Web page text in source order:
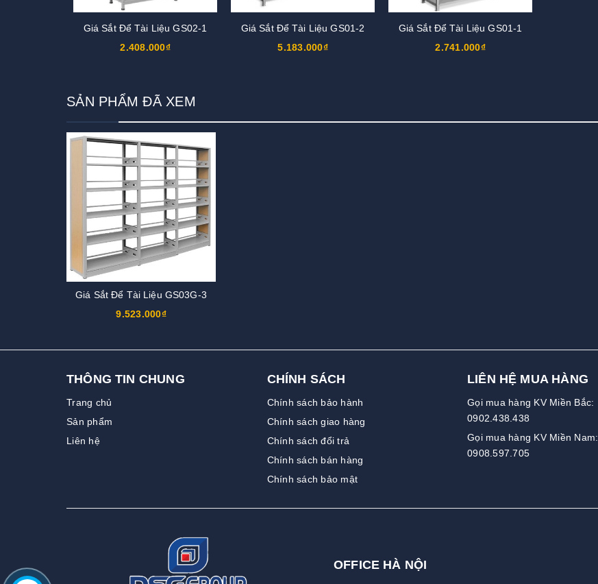
Giá Sắt Để Tài Liệu GS02-1
2.408.000₫
Giá Sắt Để Tài Liệu GS01-2
5.183.000₫
Giá Sắt Để Tài Liệu GS01-1
2.741.000₫
SẢN PHẨM ĐÃ XEM
Giá Sắt Để Tài Liệu GS03G-3
9.523.000₫
THÔNG TIN CHUNG
Trang chủ
Sản phẩm
Liên hệ
CHÍNH SÁCH
Chính sách bảo hành
Chính sách giao hàng
Chính sách đổi trả
Chính sách bán hàng
Chính sách bảo mật
LIÊN HỆ MUA HÀNG
Gọi mua hàng KV Miền Bắc:
0902.438.438
Gọi mua hàng KV Miền Nam:
0908.597.705
OFFICE HÀ NỘI